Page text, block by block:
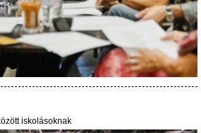
iskolásoknak